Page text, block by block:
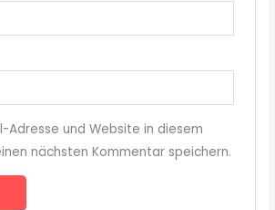
Adresse und Website in diesem
nächsten Kommentar speichern.